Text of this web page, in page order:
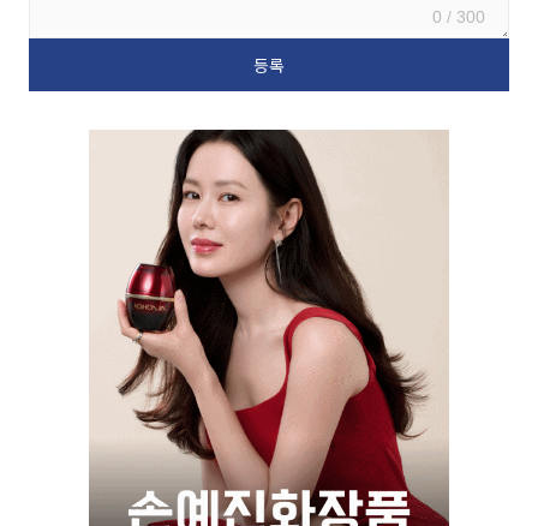
0 / 300